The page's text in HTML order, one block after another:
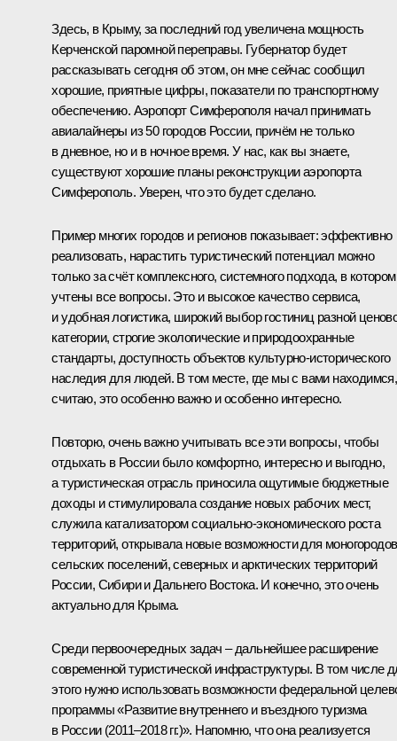
Здесь, в Крыму, за последний год увеличена мощность
Керченской паромной переправы. Губернатор будет
рассказывать сегодня об этом, он мне сейчас сообщил
хорошие, приятные цифры, показатели по транспортному
обеспечению. Аэропорт Симферополя начал принимать
авиалайнеры из 50 городов России, причём не только
в дневное, но и в ночное время. У нас, как вы знаете,
существуют хорошие планы реконструкции аэропорта
Симферополь. Уверен, что это будет сделано.
Пример многих городов и регионов показывает: эффективно
реализовать, нарастить туристический потенциал можно
только за счёт комплексного, системного подхода, в котором
учтены все вопросы. Это и высокое качество сервиса,
и удобная логистика, широкий выбор гостиниц разной
категории, строгие экологические и природоохранные
стандарты, доступность объектов культурно-исторического
наследия для людей. В том месте, где мы с вами находимся,
считаю, это особенно важно и особенно интересно.
Повторю, очень важно учитывать все эти вопросы, чтобы
отдыхать в России было комфортно, интересно и выгодно,
а туристическая отрасль приносила ощутимые бюджетные
доходы и стимулировала создание новых рабочих мест,
служила катализатором социально-экономического роста
территорий, открывала новые возможности для
сельских поселений, северных и арктических территорий
России, Сибири и Дальнего Востока. И конечно, это очень
актуально для Крыма.
Среди первоочередных задач – дальнейшее расширение
современной туристической инфраструктуры. В том числе
этого нужно использовать возможности федеральной
программы «Развитие внутреннего и въездного туризма
в России (2011–2018 гг.)». Напомню, что она реализуется